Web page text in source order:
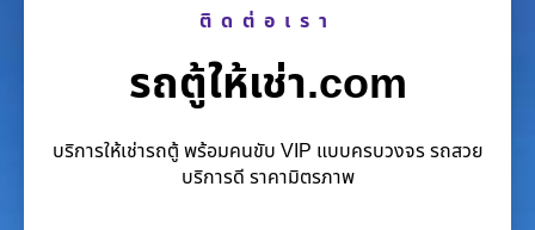
ติดต่อเรา
รถตู้ให้เช่า.com
บริการให้เช่ารถตู้ พร้อมคนขับ VIP แบบครบวงจร รถสวย
บริการดี ราคามิตรภาพ